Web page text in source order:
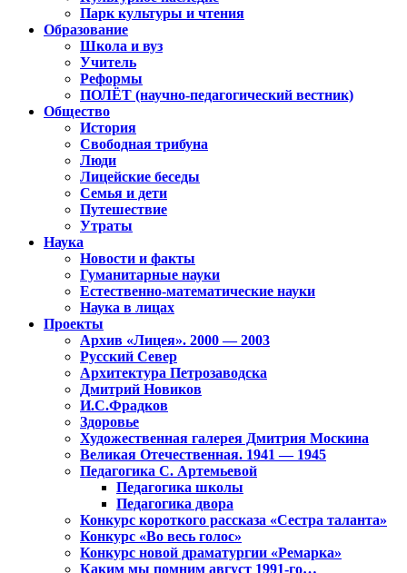
Парк культуры и чтения
Образование
Школа и вуз
Учитель
Реформы
ПОЛЁТ (научно-педагогический вестник)
Общество
История
Свободная трибуна
Люди
Лицейские беседы
Семья и дети
Путешествие
Утраты
Наука
Новости и факты
Гуманитарные науки
Естественно-математические науки
Наука в лицах
Проекты
Архив «Лицея». 2000 — 2003
Русский Север
Архитектура Петрозаводска
Дмитрий Новиков
И.С.Фрадков
Здоровье
Художественная галерея Дмитрия Москина
Великая Отечественная. 1941 — 1945
Педагогика С. Артемьевой
Педагогика школы
Педагогика двора
Конкурс короткого рассказа «Сестра таланта»
Конкурс «Во весь голос»
Конкурс новой драматургии «Ремарка»
Каким мы помним август 1991-го…